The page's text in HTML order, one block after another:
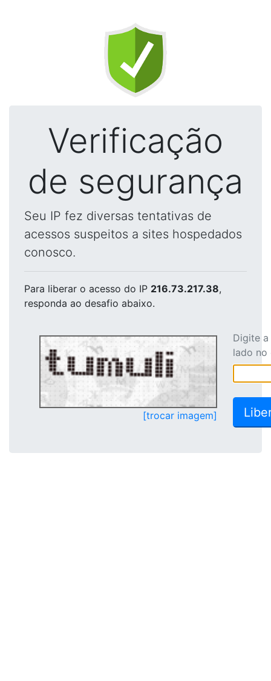
Verificação
de segurança
Seu IP fez diversas tentativas de
acessos suspeitos a sites hospedados
conosco.
Para liberar o acesso do IP 216.73.217.38,
responda ao desafio abaixo.
[trocar imagem]
Digite
lado no